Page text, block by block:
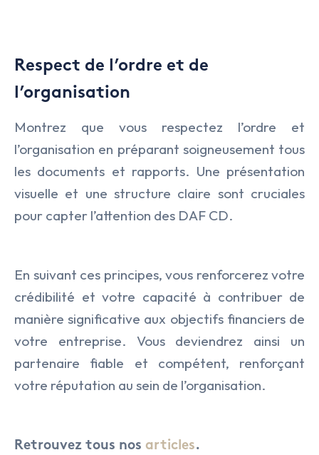
Respect de l’ordre et de
l’organisation
Montrez que vous respectez l’ordre et
l’organisation en préparant soigneusement tous
les documents et rapports. Une présentation
visuelle et une structure claire sont cruciales
pour capter l’attention des DAF CD.
En suivant ces principes, vous renforcerez votre
crédibilité et votre capacité à contribuer de
manière significative aux objectifs financiers de
votre entreprise. Vous deviendrez ainsi un
partenaire fiable et compétent, renforçant
votre réputation au sein de l’organisation.
Retrouvez tous nos articles.